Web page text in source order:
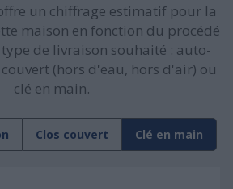
un chiffrage estimatif pour la
maison en fonction du procédé
de livraison souhaité : auto-
(hors d'eau, hors d'air) ou
clé en main.
Clos couvert Clé en main